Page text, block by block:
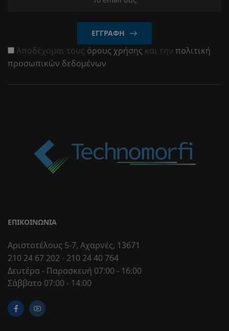
ΕΓΓΡΑΦΉ
Αποδέχομαι τους όρους χρήσης και την πολιτική
προσωπικών δεδομένων
ΕΠΙΚΟΙΝΩΝΊΑ
Αριστοτέλους 5-7, Αχαρνές, 13671
210 24 67 202 - 210 24 40 764
Δευτέρα - Παρασκευή 07:00 - 16:00
Σάββατο 07:00 - 14:00